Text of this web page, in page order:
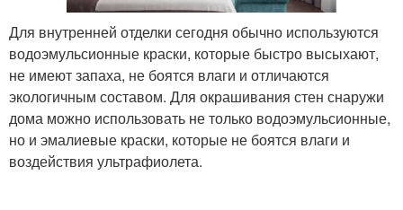
Для внутренней отделки сегодня обычно используются
водоэмульсионные краски, которые быстро высыхают,
не имеют запаха, не боятся влаги и отличаются
экологичным составом. Для окрашивания стен снаружи
дома можно использовать не только водоэмульсионные,
но и эмалиевые краски, которые не боятся влаги и
воздействия ультрафиолета.